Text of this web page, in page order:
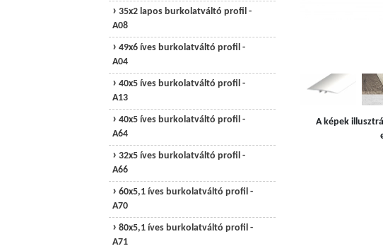
35x2 lapos burkolatváltó profil -
A08
49x6 íves burkolatváltó profil -
A04
40x5 íves burkolatváltó profil -
A13
40x5 íves burkolatváltó profil -
A64
32x5 íves burkolatváltó profil -
A66
60x5,1 íves burkolatváltó profil -
A70
80x5,1 íves burkolatváltó profil -
A71
A képek